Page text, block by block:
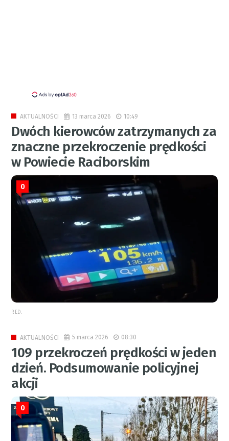
AKTUALNOŚCI 13 marca 2026 10:49
Dwóch kierowców zatrzymanych za
znaczne przekroczenie prędkości
w Powiecie Raciborskim
0
RED.
AKTUALNOŚCI 5 marca 2026 08:30
109 przekroczeń prędkości w jeden
dzień. Podsumowanie policyjnej
akcji
0